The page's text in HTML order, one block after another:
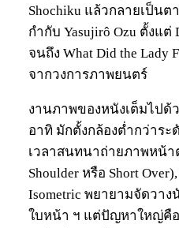
Shochiku แล้วกลายเป็น
กำกับ Yasujirô Ozu ตั้งแต่
จนถึง What Did the Lady
จากวงการภาพยนตร์
งานภาพของหนังเต็มไปด้ว
อาทิ มักตั้งกล้องต่ำกว่าระ
เวลาสนทนาถ่ายภาพหน้า
Shoulder หรือ Short
Isometric พยายามจัดวา
ใบหน้า ฯ แต่ปัญหาใหญ่คื